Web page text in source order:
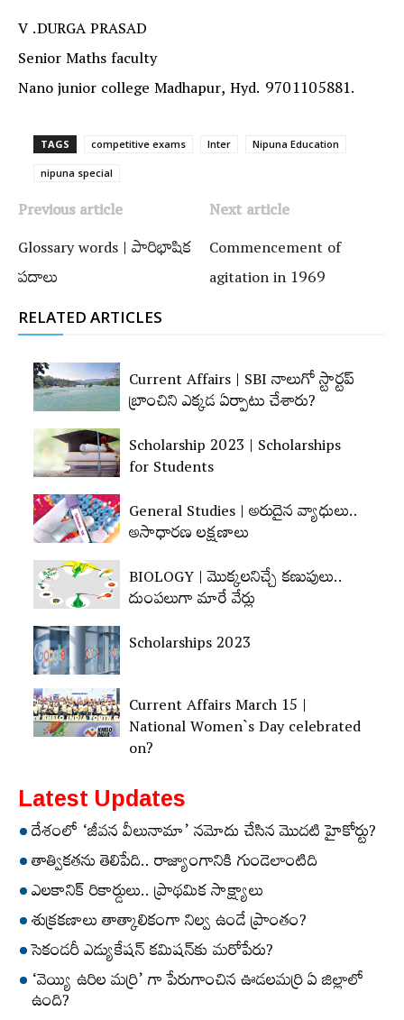
V .DURGA PRASAD
Senior Maths faculty
Nano junior college Madhapur, Hyd. 9701105881.
TAGS competitive exams Inter Nipuna Education
nipuna special
Previous article
Glossary words | పారిభాషిక
పదాలు
Next article
Commencement of
agitation in 1969
RELATED ARTICLES
Current Affairs | SBI నాలుగో స్టార్టప్‌
బ్రాంచిని ఎక్కడ ఏర్పాటు చేశారు?
Scholarship 2023 | Scholarships
for Students
General Studies | అరుదైన వ్యాధులు..
అసాధారణ లక్షణాలు
BIOLOGY | మొక్కలనిచ్చే కణుపులు..
దుంపలుగా మారే వేర్లు
Scholarships 2023
Current Affairs March 15 |
National Women`s Day celebrated
on?
Latest Updates
దేశంలో ‘జీవన వీలునామా’ నమోదు చేసిన మొదటి హైకోర్టు?
తాత్వికతను తెలిపేది.. రాజ్యాంగానికి గుండెలాంటిది
ఎలకానిక్‌ రికార్డులు.. ప్రాథమిక సాక్ష్యాలు
శుక్రకణాలు తాత్కాలికంగా నిల్వ ఉండే ప్రాంతం?
సెకండరీ ఎడ్యుకేషన్‌ కమిషన్‌కు మరోపేరు?
‘వెయ్యి ఉరిల మర్రి’ గా పేరుగాంచిన ఊడలమర్రి ఏ జిల్లాలో
ఉంది?